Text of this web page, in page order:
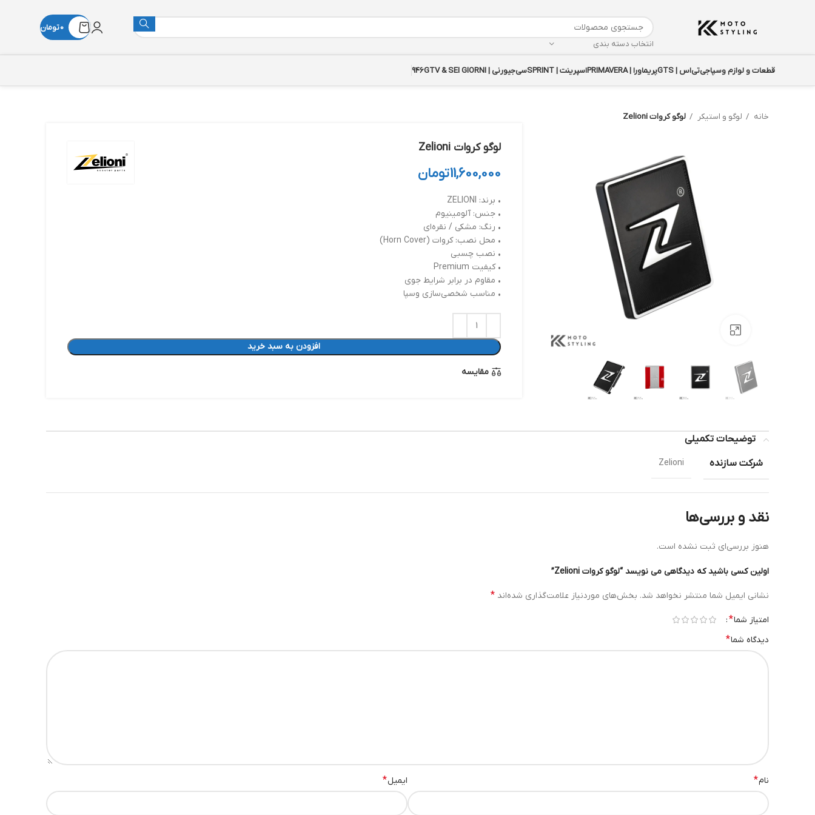
انتخاب دسته بندی
0تومان
قطعات و لوازم وسپاجی‌تی‌اس | GTS پریماورا | PRIMAVERA اسپرینت | SPRINT سی‌جیورنی | GTV & SEI GIORNI 946
خانه لوگو و استیکر لوگو کروات Zelioni
لوگو کروات Zelioni
11,600,000تومان
• برند: ZELIONI
• جنس: آلومینیوم
• رنگ: مشکی / نقره‌ای
• محل نصب: کروات (Horn Cover)
• نصب چسبی
• کیفیت Premium
• مقاوم در برابر شرایط جوی
• مناسب شخصی‌سازی وسپا
افزودن به سبد خرید
مقایسه
توضیحات تکمیلی
شرکت سازنده
Zelioni
نقد و بررسی‌ها
هنوز بررسی‌ای ثبت نشده است.
اولین کسی باشید که دیدگاهی می نویسد “لوگو کروات Zelioni”
نشانی ایمیل شما منتشر نخواهد شد. بخش‌های موردنیاز علامت‌گذاری شده‌اند *
امتیاز شما*
دیدگاه شما*
نام* ایمیل*